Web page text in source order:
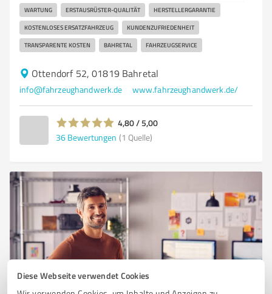
Diese Webseite verwendet Cookies
WARTUNG ERSTAUSRÜSTER-QUALITÄT HERSTELLERGARANTIE
KOSTENLOSES ERSATZFAHRZEUG KUNDENZUFRIEDENHEIT
TRANSPARENTE KOSTEN BAHRETAL FAHRZEUGSERVICE
Ottendorf 52, 01819 Bahretal
info@fahrzeughandwerk.de www.fahrzeughandwerk.de/
4,80 / 5,00
36 Bewertungen (1 Quelle)
Sie möchten auch hier gelistet werden?